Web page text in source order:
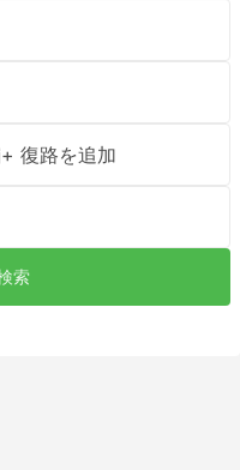
+ 復路を追加
索